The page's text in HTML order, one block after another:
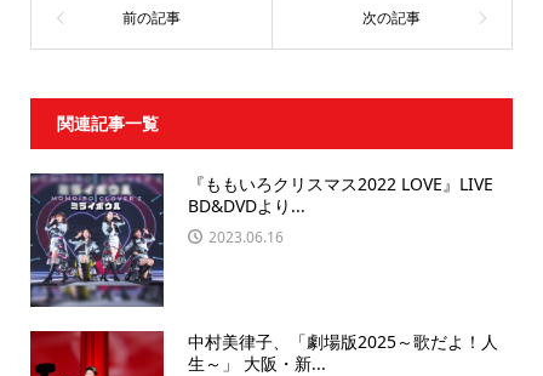
関連記事一覧
『ももいろクリスマス2022 LOVE』LIVE
BD&DVDより...
2023.06.16
中村美律子、「劇場版2025～歌だよ！人
生～」 大阪・新...